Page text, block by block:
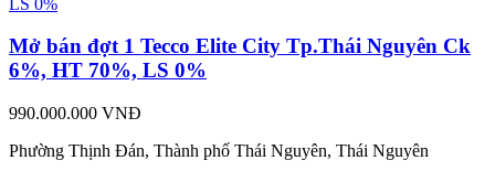
Mở bán đợt 1 Tecco Elite City Tp.Thái Nguyên Ck
6%, HT 70%, LS 0%
990.000.000 VNĐ
Phường Thịnh Đán, Thành phố Thái Nguyên, Thái Nguyên